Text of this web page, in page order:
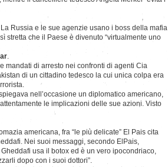
Russia e le sue agenzie usano i boss della mafia
stretta che il Paese è divenuto “virtualmente uno
.
mandati di arresto nei confronti di agenti Cia
di un cittadino tedesco la cui unica colpa era
nell’occasione un diplomatico americano,
le implicazioni delle sue azioni. Visto
americana, fra “le più delicate” El Pais cita
Nei suoi messaggi, secondo ElPais,
usa il botox ed è un vero ipocondriaco,
dopo con i suoi dottori”.